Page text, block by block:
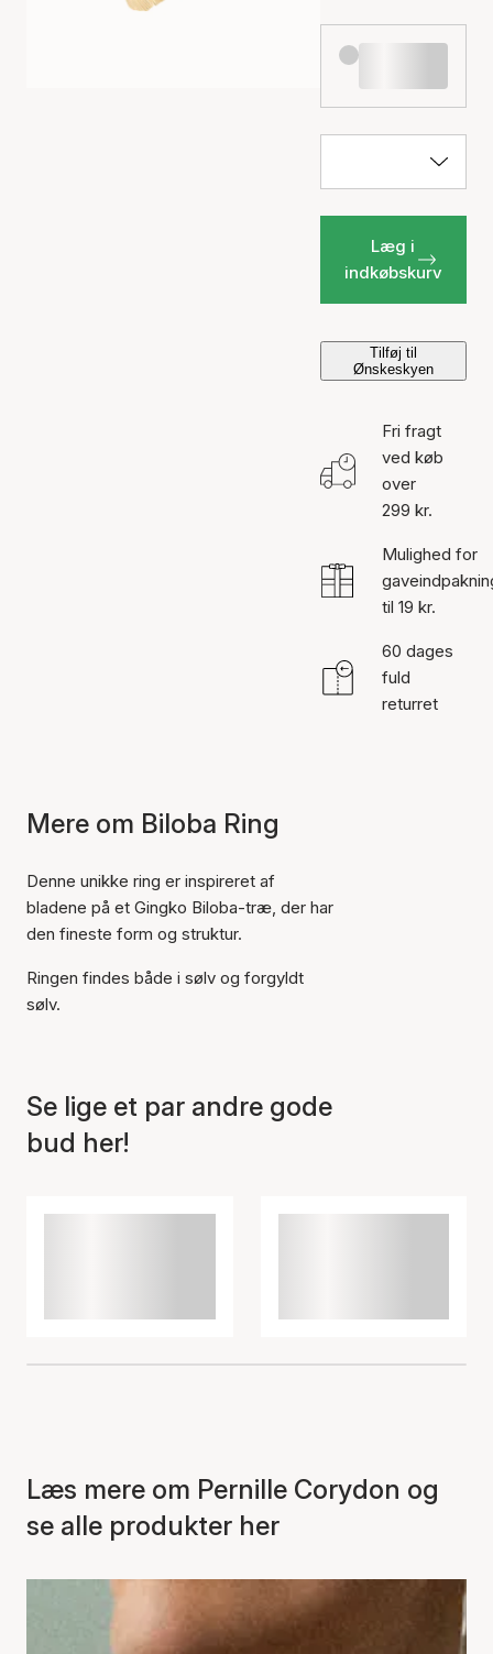
Læg i
indkøbskurv
Tilføj til
Ønskeskyen
Fri fragt
ved køb
over
299 kr.
Mulighed for
til 19 kr.
60 dages
fuld
returret
Mere om Biloba Ring
Denne unikke ring er inspireret af
bladene på et Gingko Biloba-træ, der har
den fineste form og struktur.
Ringen findes både i sølv og forgyldt
sølv.
Se lige et par andre gode
bud her!
Læs mere om Pernille Corydon og
se alle produkter her